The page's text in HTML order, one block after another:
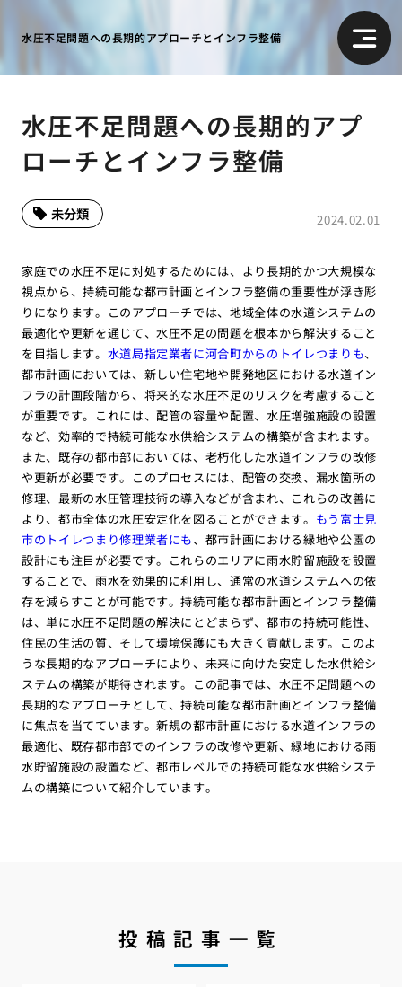
水圧不足問題への長期的アプローチとインフラ整備
水圧不足問題への長期的アプ
ローチとインフラ整備
2024.02.01
未分類
家庭での水圧不足に対処するためには、より長期的かつ大規模な
視点から、持続可能な都市計画とインフラ整備の重要性が浮き彫
りになります。このアプローチでは、地域全体の水道システムの
最適化や更新を通じて、水圧不足の問題を根本から解決すること
を目指します。 水道局指定業者に河合町からのトイレつまりも、
都市計画においては、新しい住宅地や開発地区における水道イン
フラの計画段階から、将来的な水圧不足のリスクを考慮すること
が重要です。これには、配管の容量や配置、水圧増強施設の設置
など、効率的で持続可能な水供給システムの構築が含まれます。
また、既存の都市部においては、老朽化した水道インフラの改修
や更新が必要です。このプロセスには、配管の交換、漏水箇所の
修理、最新の水圧管理技術の導入などが含まれ、これらの改善に
より、都市全体の水圧安定化を図ることができます。 もう富士見
市のトイレつまり修理業者にも、都市計画における緑地や公園の
設計にも注目が必要です。これらのエリアに雨水貯留施設を設置
することで、雨水を効果的に利用し、通常の水道システムへの依
存を減らすことが可能です。持続可能な都市計画とインフラ整備
は、単に水圧不足問題の解決にとどまらず、都市の持続可能性、
住民の生活の質、そして環境保護にも大きく貢献します。このよ
うな長期的なアプローチにより、未来に向けた安定した水供給シ
ステムの構築が期待されます。この記事では、水圧不足問題への
長期的なアプローチとして、持続可能な都市計画とインフラ整備
に焦点を当てています。新規の都市計画における水道インフラの
最適化、既存都市部でのインフラの改修や更新、緑地における雨
水貯留施設の設置など、都市レベルでの持続可能な水供給システ
ムの構築について紹介しています。
投稿記事一覧